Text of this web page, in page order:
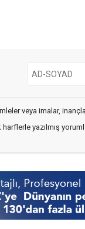
veya imalar,
yazılmış